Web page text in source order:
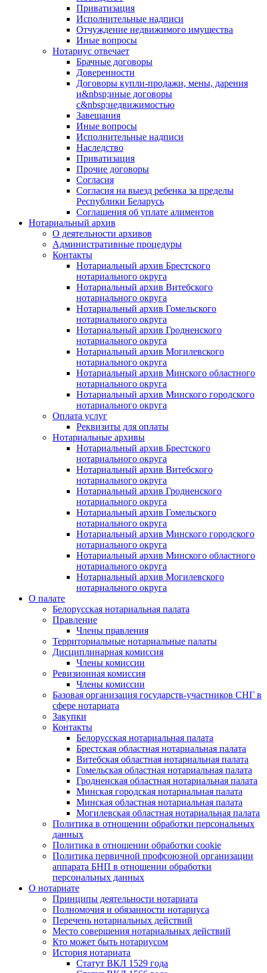
Приватизация
Исполнительные надписи
Отчуждение недвижимого имущества
Иные вопросы
Нотариус отвечает
Брачные договоры
Доверенности
Договоры купли-продажи, мены, дарения
и&nbsp;иные договоры
с&nbsp;недвижимостью
Завещания
Иные вопросы
Исполнительные надписи
Наследство
Приватизация
Прочие договоры
Согласия
Согласия на выезд ребенка за пределы
Республики Беларусь
Соглашения об уплате алиментов
Нотариальный архив
О деятельности архивов
Административные процедуры
Контакты
Нотариальный архив Брестского
нотариального округа
Нотариальный архив Витебского
нотариального округа
Нотариальный архив Гомельского
нотариального округа
Нотариальный архив Гродненского
нотариального округа
Нотариальный архив Могилевского
нотариального округа
Нотариальный архив Минского областного
нотариального округа
Нотариальный архив Минского городского
нотариального округа
Оплата услуг
Реквизиты для оплаты
Нотариальные архивы
Нотариальный архив Брестского
нотариального округа
Нотариальный архив Витебского
нотариального округа
Нотариальный архив Гродненского
нотариального округа
Нотариальный архив Гомельского
нотариального округа
Нотариальный архив Минского городского
нотариального округа
Нотариальный архив Минского областного
нотариального округа
Нотариальный архив Могилевского
нотариального округа
О палате
Белорусская нотариальная палата
Правление
Члены правления
Территориальные нотариальные палаты
Дисциплинарная комиссия
Члены комиссии
Ревизионная комиссия
Члены комиссии
Базовая организация государств-участников СНГ в
сфере нотариата
Закупки
Контакты
Белорусская нотариальная палата
Брестская областная нотариальная палата
Витебская областная нотариальная палата
Гомельская областная нотариальная палата
Гродненская областная нотариальная палата
Минская городская нотариальная палата
Минская областная нотариальная палата
Могилевская областная нотариальная палата
Политика в отношении обработки персональных
данных
Политика в отношении обработки cookie
Политика первичной профсоюзной организации
аппарата БНП в отношении обработки
персональных данных
О нотариате
Принципы деятельности нотариата
Полномочия и обязанности нотариуса
Перечень нотариальных действий
Место совершения нотариальных действий
Кто может быть нотариусом
История нотариата
Статут ВКЛ 1529 года